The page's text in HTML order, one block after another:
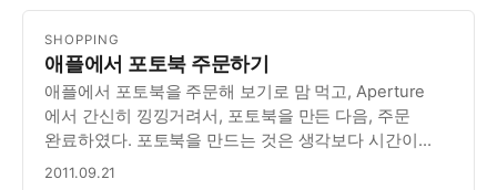
SHOPPING
애플에서 포토북 주문하기
애플에서 포토북을 주문해 보기로 맘 먹고, Aperture
에서 간신히 낑낑거려서, 포토북을 만든 다음, 주문
완료하였다. 포토북을 만드는 것은 생각보다 시간이
많이 걸렸다. 정말 막 만들었는데도 하루가 꼬박 걸렸을
2011.09.21